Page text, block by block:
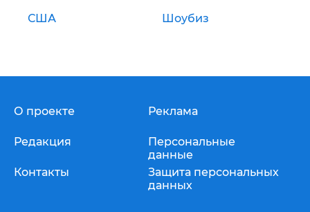
США Шоубиз
О проекте
Редакция
Контакты
Реклама
Персональные
данные
Защита персональных
данных